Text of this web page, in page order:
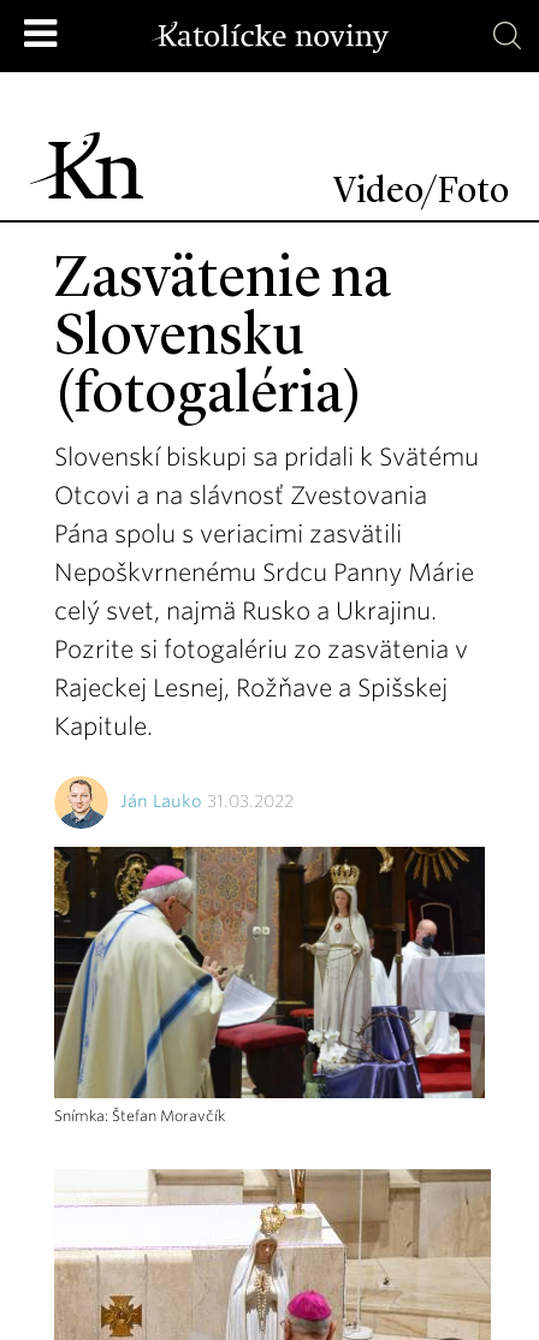
Video/Foto
Zasvätenie na
Slovensku
(fotogaléria)
Slovenskí biskupi sa pridali k Svätému
Otcovi a na slávnosť Zvestovania
Pána spolu s veriacimi zasvätili
Nepoškvrnenému Srdcu Panny Márie
celý svet, najmä Rusko a Ukrajinu.
Pozrite si fotogalériu zo zasvätenia v
Rajeckej Lesnej, Rožňave a Spišskej
Kapitule.
Ján Lauko 31.03.2022
Snímka: Štefan Moravčík